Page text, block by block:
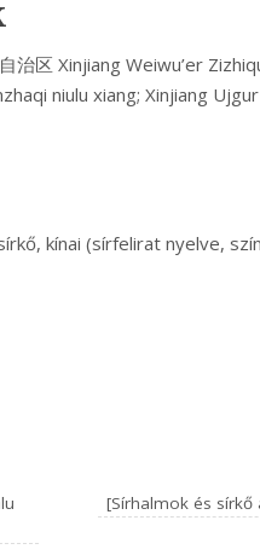
治区 Xinjiang Weiwu’er
niulu xiang; Xinjiang
kínai (sírfelirat nyelve,
[Sírhalmok és